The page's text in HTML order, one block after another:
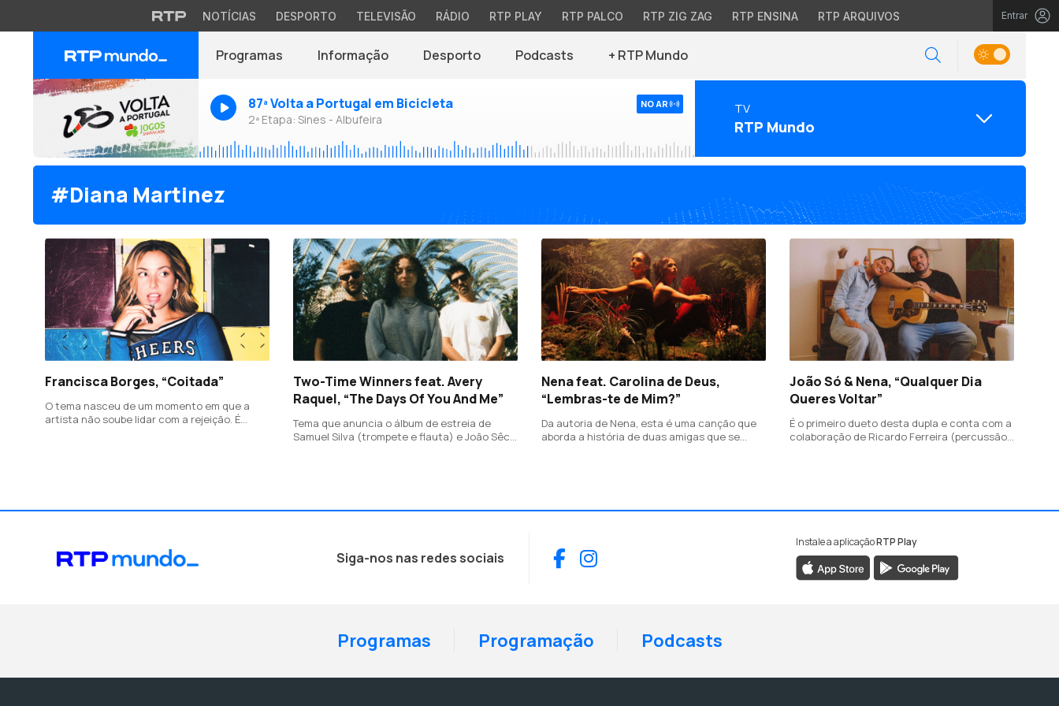
NOTÍCIAS DESPORTO TELEVISÃO RÁDIO RTP PLAY RTP PALCO RTP ZIG ZAG RTP ENSINA RTP ARQUIVOS Entrar
Programas Informação Desporto Podcasts + RTP Mundo
87ª Volta a Portugal em Bicicleta
2ª Etapa: Sines - Albufeira
NO AR TV
RTP Mundo
#Diana Martinez
Francisca Borges, “Coitada”
O tema nasceu de um momento em que a
artista não soube lidar com a rejeição. É
Two-Time Winners feat. Avery
Raquel, “The Days Of You And Me”
Tema que anuncia o álbum de estreia de
Samuel Silva (trompete e flauta) e João Sêco
Nena feat. Carolina de Deus,
“Lembras-te de Mim?”
Da autoria de Nena, esta é uma canção que
aborda a história de duas amigas que se
João Só & Nena, “Qualquer Dia
Queres Voltar”
É o primeiro dueto desta dupla e conta com a
colaboração de Ricardo Ferreira (percussão,
Siga-nos nas redes sociais Facebook
Instagram
Instale a aplicaçãoRTP Play
Programas Programação Podcasts